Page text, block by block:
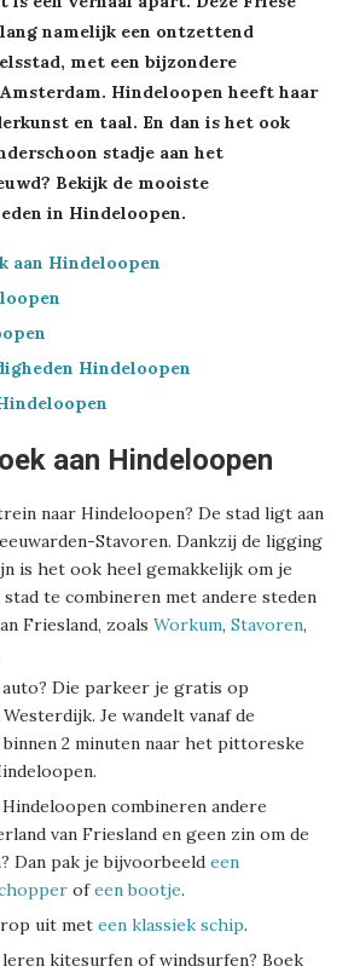
namelijk een ontzettend
met een bijzondere
Hindeloopen heeft haar
en taal. En dan is het ook
stadje aan het
Bekijk de mooiste
in Hindeloopen.
aan Hindeloopen
Hindeloopen
aan Hindeloopen
naar Hindeloopen? De stad ligt aan
Stavoren. Dankzij de ligging
is het ook heel gemakkelijk om je
stad te combineren met andere steden
Friesland, zoals Workum, Stavoren,
Die parkeer je gratis op
Je wandelt vanaf de
2 minuten naar het pittoreske
Hindeloopen combineren andere
van Friesland en geen zin om de
Dan pak je bijvoorbeeld een
ofeen bootje.
uit met een klassiek schip.
kitesurfen of windsurfen? Boek